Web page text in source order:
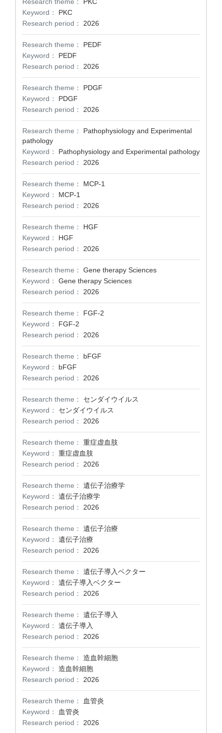
Keyword：
PKC
Research period：
2026
Research theme：
PEDF
Keyword：
PEDF
Research period：
2026
Research theme：
PDGF
Keyword：
PDGF
Research period：
2026
Research theme：
Pathophysiology and Experimental
pathology
Keyword：
Pathophysiology and Experimental pathology
Research period：
2026
Research theme：
MCP-1
Keyword：
MCP-1
Research period：
2026
Research theme：
HGF
Keyword：
HGF
Research period：
2026
Research theme：
Gene therapy Sciences
Keyword：
Gene therapy Sciences
Research period：
2026
Research theme：
FGF-2
Keyword：
FGF-2
Research period：
2026
Research theme：
bFGF
Keyword：
bFGF
Research period：
2026
Research theme：
センダイウイルス
Keyword：
センダイウイルス
Research period：
2026
Research theme：
重症虚血肢
Keyword：
重症虚血肢
Research period：
2026
Research theme：
遺伝子治療学
Keyword：
遺伝子治療学
Research period：
2026
Research theme：
遺伝子治療
Keyword：
遺伝子治療
Research period：
2026
Research theme：
遺伝子導入ベクター
Keyword：
遺伝子導入ベクター
Research period：
2026
Research theme：
遺伝子導入
Keyword：
遺伝子導入
Research period：
2026
Research theme：
造血幹細胞
Keyword：
造血幹細胞
Research period：
2026
Research theme：
血管炎
Keyword：
血管炎
Research period：
2026